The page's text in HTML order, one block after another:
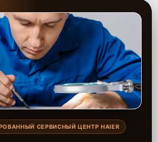
СЕРВИСНЫЙ ЦЕНТР HAIER